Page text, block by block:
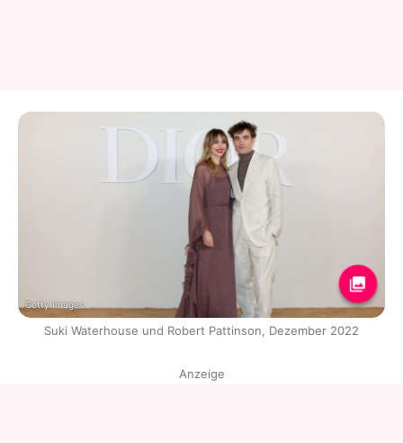
Getty Images
Suki Waterhouse und Robert Pattinson, Dezember 2022
Anzeige